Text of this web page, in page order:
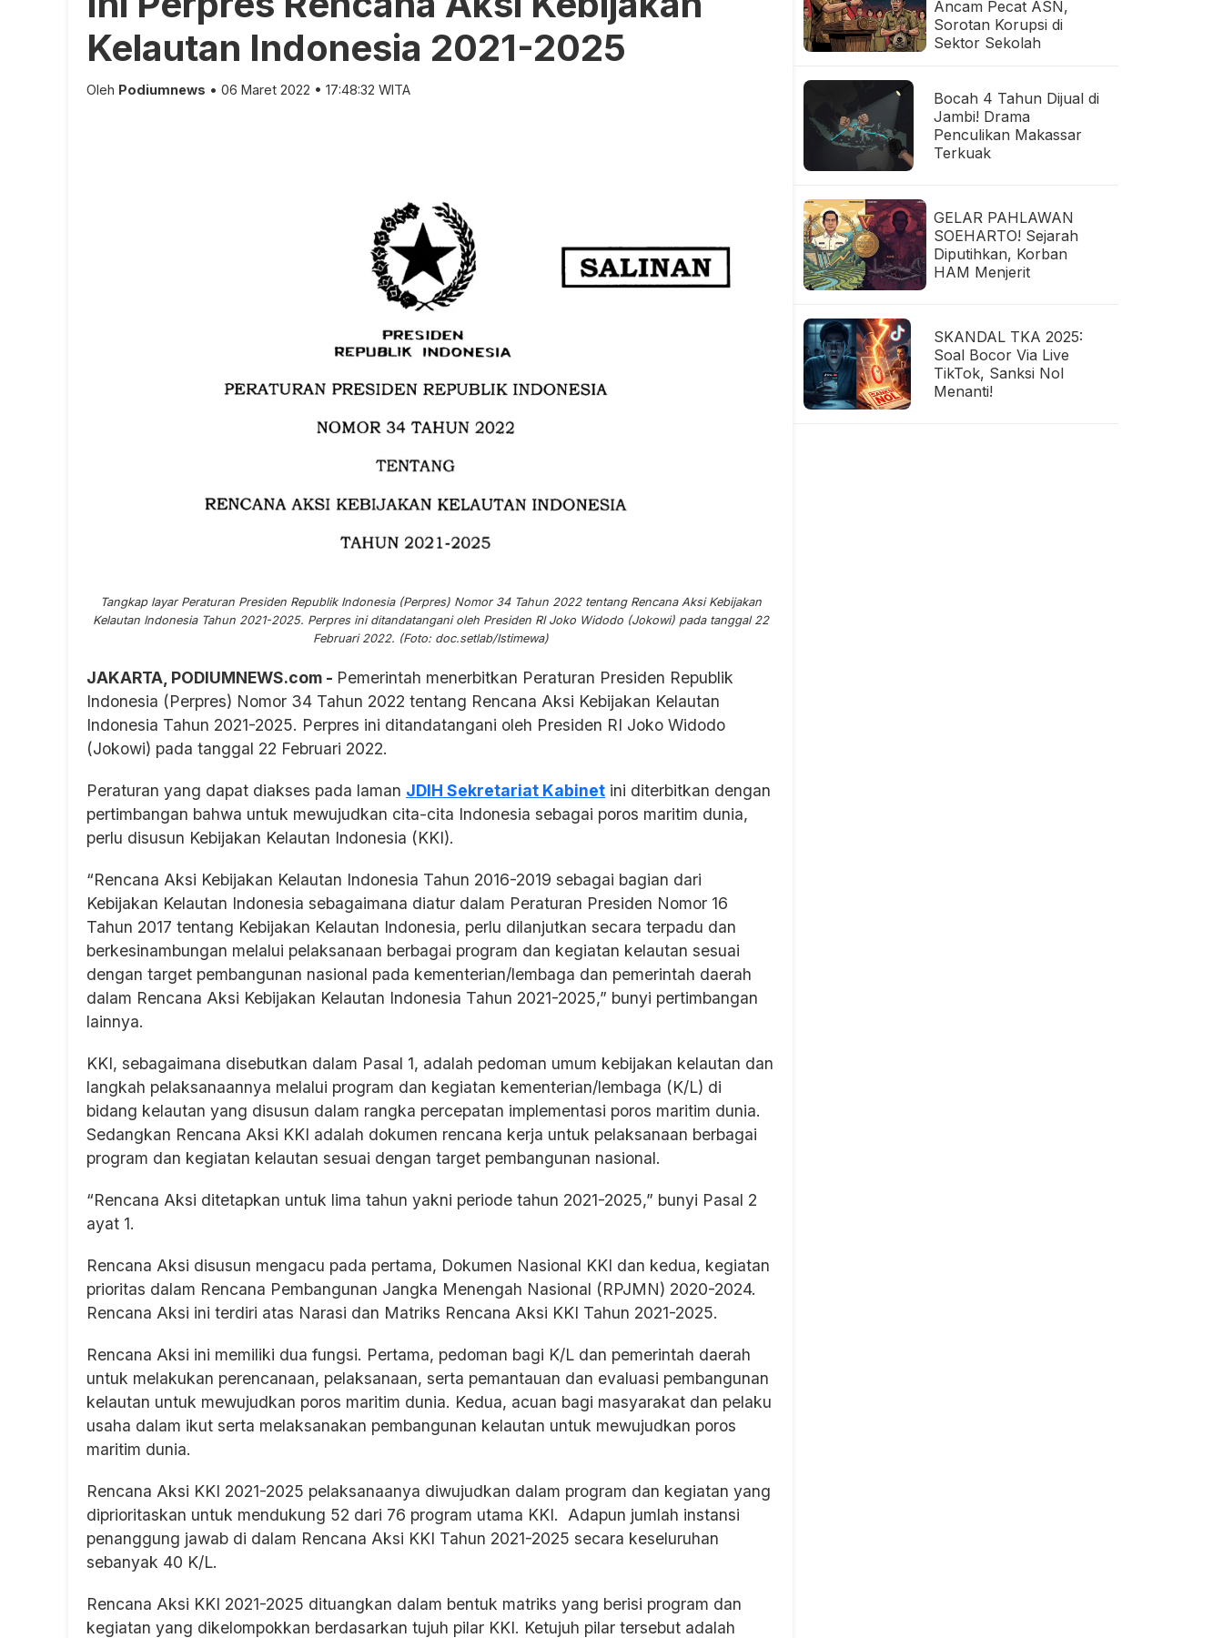
Kelautan Indonesia 2021-2025
Oleh Podiumnews • 06 Maret 2022 • 17:48:32 WITA
Tangkap layar Peraturan Presiden Republik Indonesia (Perpres) Nomor 34 Tahun 2022 tentang Rencana Aksi Kebijakan
Kelautan Indonesia Tahun 2021-2025. Perpres ini ditandatangani oleh Presiden RI Joko Widodo (Jokowi) pada tanggal 22
Februari 2022. (Foto: doc.setlab/Istimewa)
JAKARTA, PODIUMNEWS.com - Pemerintah menerbitkan Peraturan Presiden Republik
Indonesia (Perpres) Nomor 34 Tahun 2022 tentang Rencana Aksi Kebijakan Kelautan
Indonesia Tahun 2021-2025. Perpres ini ditandatangani oleh Presiden RI Joko Widodo
(Jokowi) pada tanggal 22 Februari 2022.
Peraturan yang dapat diakses pada laman JDIH Sekretariat Kabinet ini diterbitkan dengan
pertimbangan bahwa untuk mewujudkan cita-cita Indonesia sebagai poros maritim dunia,
perlu disusun Kebijakan Kelautan Indonesia (KKI).
“Rencana Aksi Kebijakan Kelautan Indonesia Tahun 2016-2019 sebagai bagian dari
Kebijakan Kelautan Indonesia sebagaimana diatur dalam Peraturan Presiden Nomor 16
Tahun 2017 tentang Kebijakan Kelautan Indonesia, perlu dilanjutkan secara terpadu dan
berkesinambungan melalui pelaksanaan berbagai program dan kegiatan kelautan sesuai
dengan target pembangunan nasional pada kementerian/lembaga dan pemerintah daerah
dalam Rencana Aksi Kebijakan Kelautan Indonesia Tahun 2021-2025,” bunyi pertimbangan
lainnya.
KKI, sebagaimana disebutkan dalam Pasal 1, adalah pedoman umum kebijakan kelautan dan
langkah pelaksanaannya melalui program dan kegiatan kementerian/lembaga (K/L) di
bidang kelautan yang disusun dalam rangka percepatan implementasi poros maritim dunia.
Sedangkan Rencana Aksi KKI adalah dokumen rencana kerja untuk pelaksanaan berbagai
program dan kegiatan kelautan sesuai dengan target pembangunan nasional.
“Rencana Aksi ditetapkan untuk lima tahun yakni periode tahun 2021-2025,” bunyi Pasal 2
ayat 1.
Rencana Aksi disusun mengacu pada pertama, Dokumen Nasional KKI dan kedua, kegiatan
prioritas dalam Rencana Pembangunan Jangka Menengah Nasional (RPJMN) 2020-2024.
Rencana Aksi ini terdiri atas Narasi dan Matriks Rencana Aksi KKI Tahun 2021-2025.
Rencana Aksi ini memiliki dua fungsi. Pertama, pedoman bagi K/L dan pemerintah daerah
untuk melakukan perencanaan, pelaksanaan, serta pemantauan dan evaluasi pembangunan
kelautan untuk mewujudkan poros maritim dunia. Kedua, acuan bagi masyarakat dan pelaku
usaha dalam ikut serta melaksanakan pembangunan kelautan untuk mewujudkan poros
maritim dunia.
Rencana Aksi KKI 2021-2025 pelaksanaanya diwujudkan dalam program dan kegiatan yang
diprioritaskan untuk mendukung 52 dari 76 program utama KKI. Adapun jumlah instansi
penanggung jawab di dalam Rencana Aksi KKI Tahun 2021-2025 secara keseluruhan
sebanyak 40 K/L.
Rencana Aksi KKI 2021-2025 dituangkan dalam bentuk matriks yang berisi program dan
kegiatan yang dikelompokkan berdasarkan tujuh pilar KKI. Ketujuh pilar tersebut adalah
Ancam Pecat ASN,
Sorotan Korupsi di
Sektor Sekolah
Bocah 4 Tahun Dijual di
Jambi! Drama
Penculikan Makassar
Terkuak
GELAR PAHLAWAN
SOEHARTO! Sejarah
Diputihkan, Korban
HAM Menjerit
SKANDAL TKA 2025:
Soal Bocor Via Live
TikTok, Sanksi Nol
Menanti!